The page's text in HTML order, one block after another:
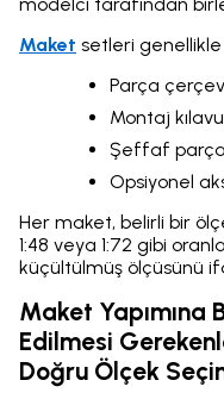
Maket setleri
Parça
Montaj
Şeffaf
Opsiyonel
Her maket, belirli bir
1:48 veya 1:72 gibi
küçültülmüş ölçüsünü
Maket Yapımına
Edilmesi
Doğru Ölçek